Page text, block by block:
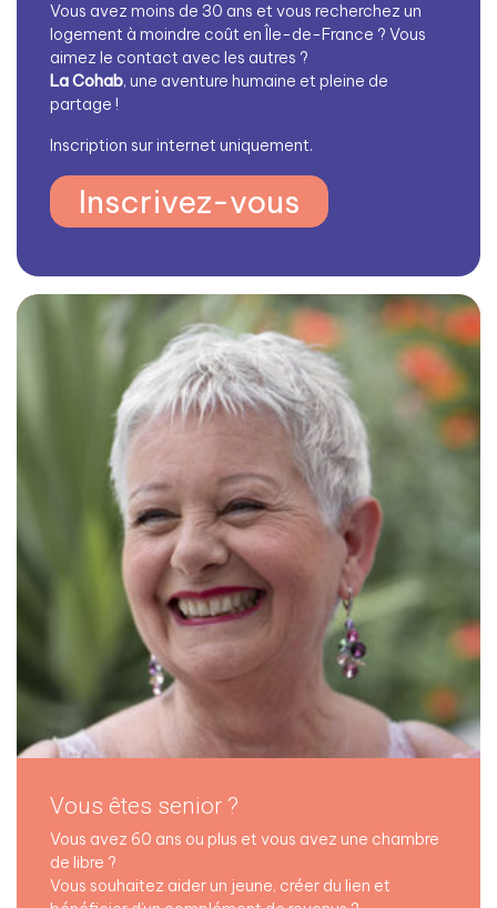
Vous avez moins de 30 ans et vous recherchez un
logement à moindre coût en Île-de-France ? Vous
aimez le contact avec les autres ?
La Cohab, une aventure humaine et pleine de
partage !
Inscription sur internet uniquement.
Inscrivez-vous
Vous êtes senior ?
Vous avez 60 ans ou plus et vous avez une chambre
de libre ?
Vous souhaitez aider un jeune, créer du lien et